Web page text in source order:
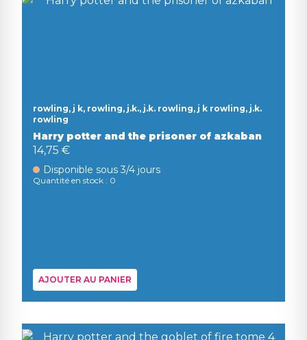
rowling, j k, rowling, j.k., j.k. rowling, j k rowling, j.k.
rowling
Harry potter and the prisoner of azkaban
14,75 €
Disponible sous 3/4 jours
Quantité en stock : 0
AJOUTER AU PANIER